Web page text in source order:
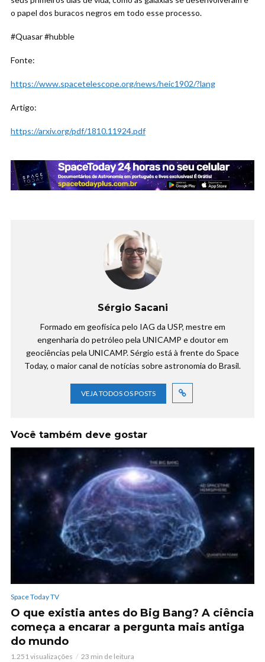
o papel dos buracos negros em todo esse processo.
#Quasar #hubble
Fonte:
https://www.spacetelescope.org/news/heic1902/?lang
Artigo:
https://arxiv.org/pdf/1810.11924.pdf
Sérgio Sacani
Formado em geofísica pelo IAG da USP, mestre em
engenharia do petróleo pela UNICAMP e doutor em
geociências pela UNICAMP. Sérgio está à frente do Space
Today, o maior canal de notícias sobre astronomia do Brasil.
VEJA TODOS OS POSTS
Você também deve gostar
Space Today TV
O que existia antes do Big Bang? A ciência
começa a encarar a pergunta mais antiga
do mundo
1.251 visualizações 23 min de leitura